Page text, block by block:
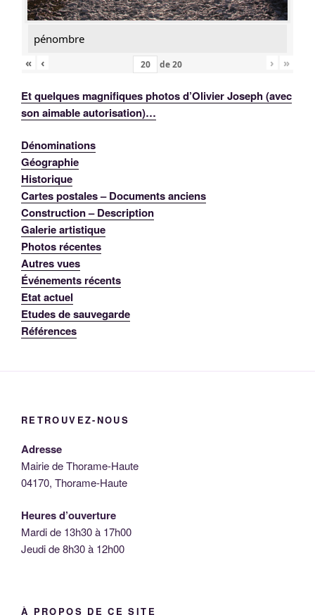
pénombre
«
‹ de20 › »
Et quelques magnifiques photos d’Olivier Joseph (avec
son aimable autorisation)…
Dénominations
Géographie
Historique
Cartes postales – Documents anciens
Construction – Description
Galerie artistique
Photos récentes
Autres vues
Événements récents
Etat actuel
Etudes de sauvegarde
Références
RETROUVEZ-NOUS
Adresse
Mairie de Thorame-Haute
04170, Thorame-Haute
Heures d’ouverture
Mardi de 13h30 à 17h00
Jeudi de 8h30 à 12h00
À PROPOS DE CE SITE